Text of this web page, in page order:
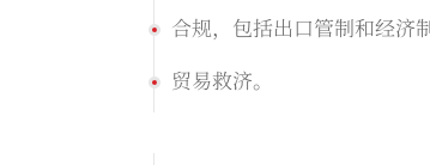
合规，包括出口管制和经济
贸易救济。